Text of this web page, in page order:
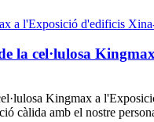
la cel·lulosa
Kingmax a
càlida amb el nostre